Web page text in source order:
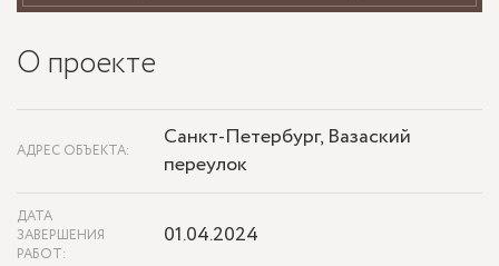
О проекте
АДРЕС ОБЪЕКТА:
Санкт-Петербург, Вазаский
переулок
ДАТА
ЗАВЕРШЕНИЯ
РАБОТ:
01.04.2024